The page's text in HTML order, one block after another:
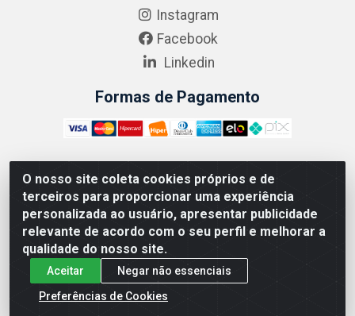
O nosso site coleta cookies próprios e de
terceiros para proporcionar uma experiência
personalizada ao usuário, apresentar publicidade
relevante de acordo com o seu perfil e melhorar a
qualidade do nosso site.
Aceitar
Negar não essenciais
Preferências de Cookies
Instagram
Facebook
Linkedin
Formas de Pagamento
ABRASEG COMÉRCIO ATACADISTA LTDA - CNPJ:
10.894.768/0001-00 - Avenida Lobo Júnior, 1045 -
Penha Circular - Rio de Janeiro - RJ - CEP 21020-124